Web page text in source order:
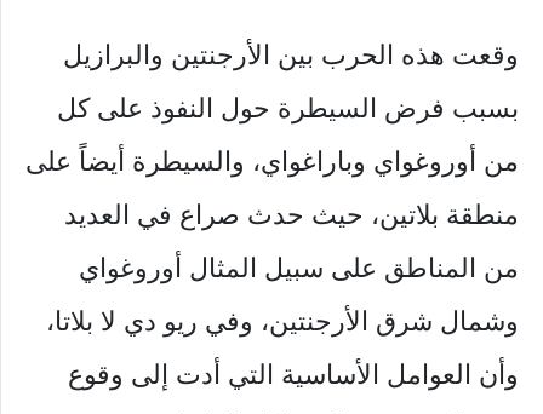
وقعت هذه الحرب بين الأرجنتين والبرازيل
بسبب فرض السيطرة حول النفوذ على كل
من أوروغواي وباراغواي، والسيطرة أيضاً على
منطقة بلاتين، حيث حدث صراع في العديد
من المناطق على سبيل المثال أوروغواي
وشمال شرق الأرجنتين، وفي ريو دي لا بلاتا،
وأن العوامل الأساسية التي أدت إلى وقوع